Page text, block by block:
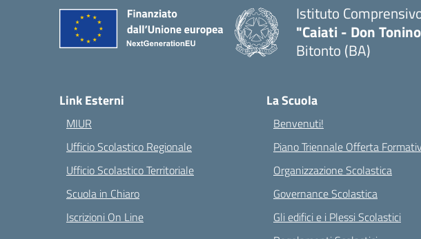
Istituto
"Caiati - Don
Bitonto (BA)
Link Esterni
MIUR
Ufficio Scolastico Regionale
Ufficio Scolastico Territoriale
Scuola in Chiaro
Iscrizioni On Line
La Scuola
Benvenuti!
Piano Triennale Offerta
Organizzazione Scolastica
Governance Scolastica
Gli edifici e i Plessi Scolastici